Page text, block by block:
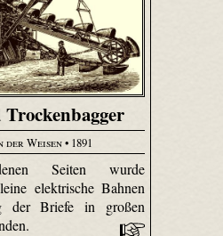
Trockenbagger
der Weisen• 1891
Seiten wurde
elektrische Bahnen
der Briefe in großen